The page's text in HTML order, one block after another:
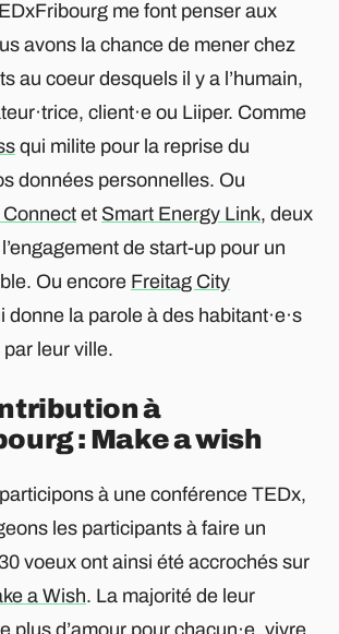
me font penser aux
avons la chance de mener chez
au coeur desquels il y a l’humain,
client·e ou Liiper. Comme
qui milite pour la reprise du
données personnelles. Ou
et Smart Energy Link, deux
de start-up pour un
Ou encore Freitag City
donne la parole à des habitant·e·s
par leur ville.
à
: Make a wish
à une conférence TEDx,
les participants à faire un
voeux ont ainsi été accrochés sur
a Wish. La majorité de leur